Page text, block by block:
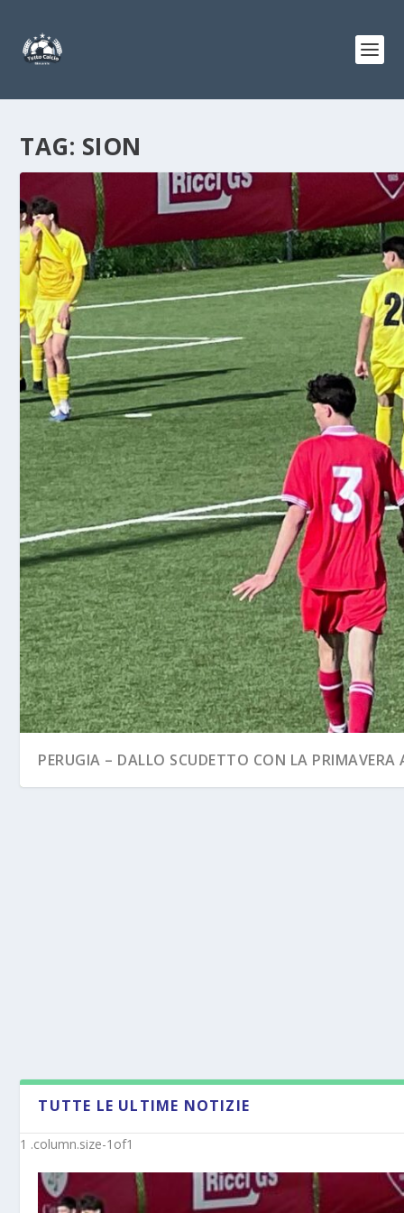
TAG: SION
PERUGIA – DALLO SCUDETTO CON LA PRIMAVERA
TUTTE LE ULTIME NOTIZIE